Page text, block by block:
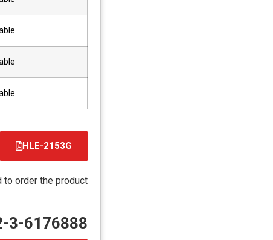
HLE-2153G
קובץ
PDF
to order the product
3-6176888